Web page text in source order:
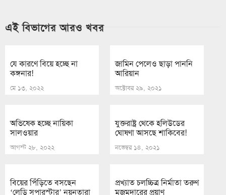
এই বিভাগের আরও খবর
যে কারণে বিয়ে হচ্ছে না
কঙ্গনার!
মে ১৩, ২০২২
জামিন পেলেও ছাড়া পাননি
আরিয়ান
অক্টোবর ২৯, ২০২১
অভিষেক হচ্ছে নায়িকা
সালওয়ার
আগস্ট ২৮, ২০২২
যুক্তরাষ্ট্র থেকে হলিউডের
ঘোষণা আসছে শাকিবের!
নভেম্বর ১৪, ২০২১
বিয়ের পিঁড়িতে বসছেন
‘লেডি সুপারস্টার’ নয়নতারা
প্রখ্যাত চলচ্চিত্র নির্মাতা তরুণ
মজুমদারের প্রয়াণ